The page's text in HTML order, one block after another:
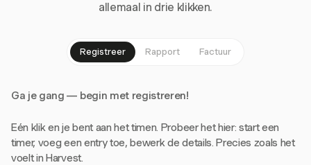
allemaal in drie klikken.
Registreer Rapport Factuur
Ga je gang — begin met registreren!
Eén klik en je bent aan het timen. Probeer het hier: start een
timer, voeg een entry toe, bewerk de details. Precies zoals het
voelt in Harvest.